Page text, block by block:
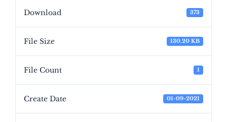
Download 373
File Size 130.20 KB
File Count 1
Create Date 01-09-2021